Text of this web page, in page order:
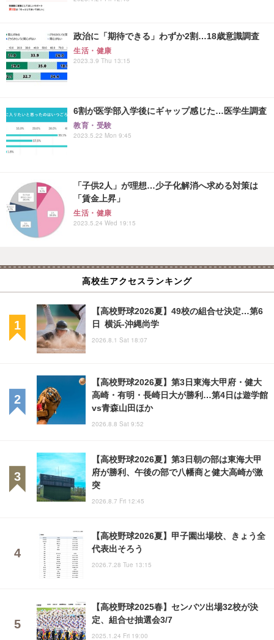
政治に「期待できる」わずか2割…18歳意識調査
生活・健康
2023.3.9 Thu 13:15
6割が医学部入学後にギャップ感じた…医学生調査
教育・受験
2023.5.22 Mon 9:45
「子供2人」が理想…少子化解消へ求める対策は
「賃金上昇」
生活・健康
2023.5.24 Wed 19:15
高校生アクセスランキング
【高校野球2026夏】49校の組合せ決定…第6
日 横浜-沖縄尚学
2026.8.1 Sat 18:07
【高校野球2026夏】第3日東海大甲府・健大
高崎・有明・長崎日大が勝利…第4日は遊学館
vs青森山田ほか
2026.8.8 Sat 9:52
【高校野球2026夏】第3日朝の部は東海大甲
府が勝利、午後の部で八幡商と健大高崎が激
突
2026.8.7 Fri 12:45
【高校野球2026夏】甲子園出場校、きょう全
代表出そろう
2026.7.28 Tue 13:15
【高校野球2025春】センバツ出場32校が決
定、組合せ抽選会3/7
2025.1.24 Fri 19:00